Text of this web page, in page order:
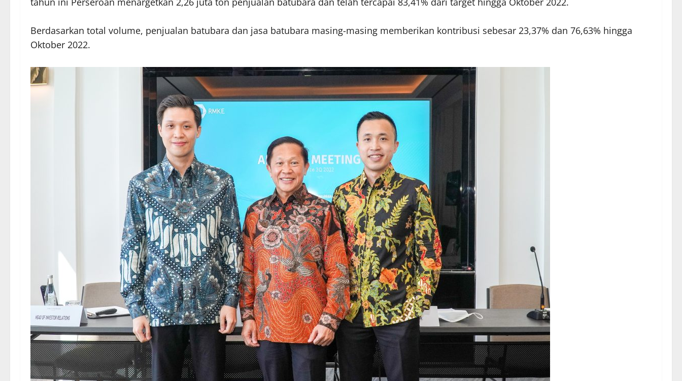
Berdasarkan total volume, penjualan batubara dan jasa batubara masing-masing memberikan kontribusi sebesar 23,37% dan 76,63% hingga
Oktober 2022.